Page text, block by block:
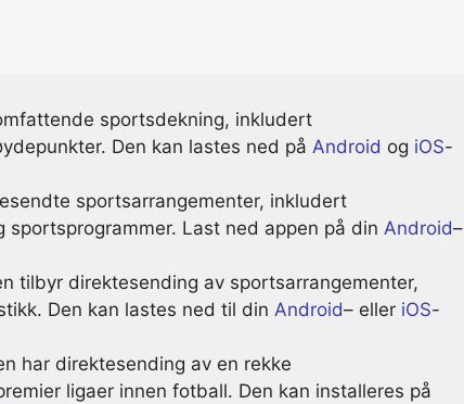
sportsdekning, inkludert
Den kan lastes ned på Android og iOS-
sportsarrangementer, inkludert
Last ned appen på din Android–
tilbyr direktesending av sportsarrangementer,
Den kan lastes ned til din Android– eller iOS-
har direktesending av en rekke
ligaer innen fotball. Den kan installeres på